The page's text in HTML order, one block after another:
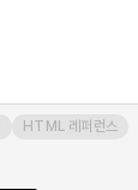
HTML 레퍼런스